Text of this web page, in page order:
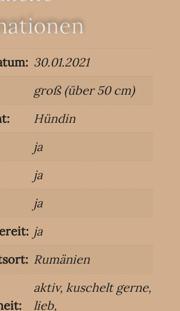
30.01.2021
groß (über 50 cm)
Hündin
ja
ja
ja
ja
Rumänien
aktiv, kuschelt gerne,
lieb,